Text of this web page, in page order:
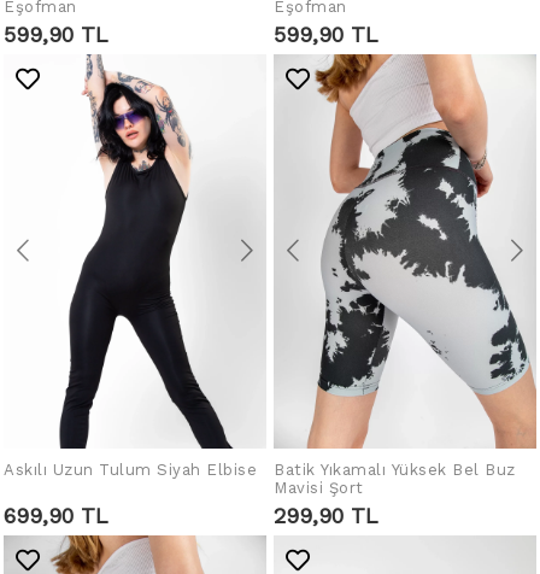
Eşofman
599,90 TL
Eşofman
599,90 TL
SEPETE EKLE
Askılı Uzun Tulum Siyah Elbise
699,90 TL
SEPETE EKLE
Batik Yıkamalı Yüksek Bel Buz
Mavisi Şort
299,90 TL